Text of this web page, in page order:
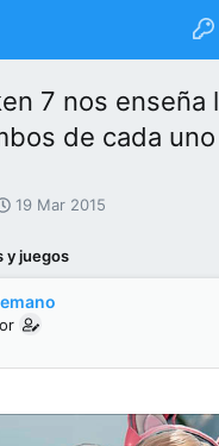
7 nos enseña
de cada
F
c
h
d
e
n
c
19 Mar 2015
y juegos